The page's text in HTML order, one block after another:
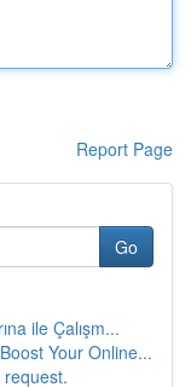
Report Page
Go
ile Çalışm...
Your Online...